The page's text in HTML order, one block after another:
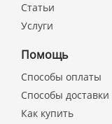
Статьи
Услуги
Помощь
Способы оплаты
Способы доставки
Как купить